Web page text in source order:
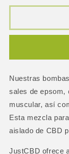
para
Bath
Bomb
150
Nuestras
sales de epsom,
muscular, así
Esta mezcla
aislado de CBD
JustCBD ofrece